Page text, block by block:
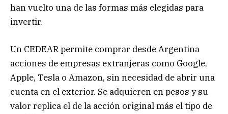
han vuelto una de las formas más elegidas para
invertir.
Un CEDEAR permite comprar desde Argentina
acciones de empresas extranjeras como Google,
Apple, Tesla o Amazon, sin necesidad de abrir una
cuenta en el exterior. Se adquieren en pesos y su
valor replica el de la acción original más el tipo de